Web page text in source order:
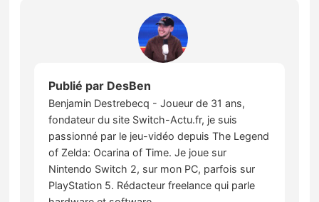
Publié par DesBen
Benjamin Destrebecq - Joueur de 31 ans,
fondateur du site Switch-Actu.fr, je suis
passionné par le jeu-vidéo depuis The Legend
of Zelda: Ocarina of Time. Je joue sur
Nintendo Switch 2, sur mon PC, parfois sur
PlayStation 5. Rédacteur freelance qui parle